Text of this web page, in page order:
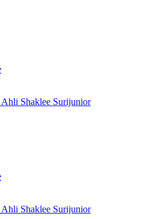
Shaklee Surijunior
Shaklee Surijunior